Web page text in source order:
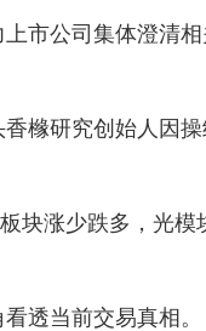
上市公司集体澄清
香橼研究创始人因
块涨少跌多，光模
透当前交易真相。